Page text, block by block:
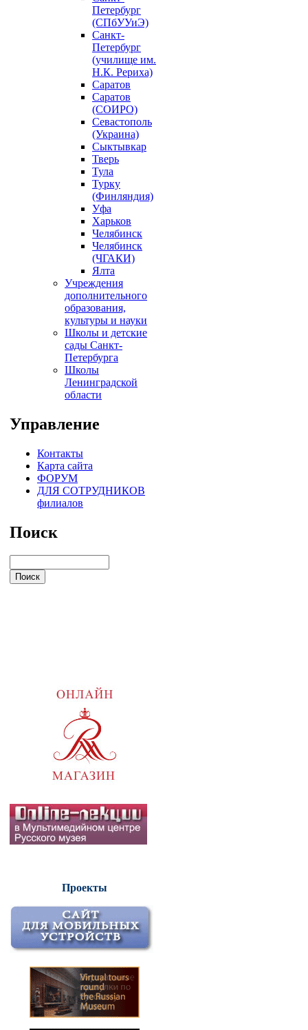
Петербург
(СПбУУиЭ)
Санкт-
Петербург
(училище им.
Н.К. Рериха)
Саратов
Саратов
(СОИРО)
Севастополь
(Украина)
Сыктывкар
Тверь
Тула
Турку
(Финляндия)
Уфа
Харьков
Челябинск
Челябинск
(ЧГАКИ)
Ялта
Учреждения
дополнительного
образования,
культуры и науки
Школы и детские
сады Санкт-
Петербурга
Школы
Ленинградской
области
Управление
Контакты
Карта сайта
ФОРУМ
ДЛЯ СОТРУДНИКОВ
филиалов
Поиск
Проекты